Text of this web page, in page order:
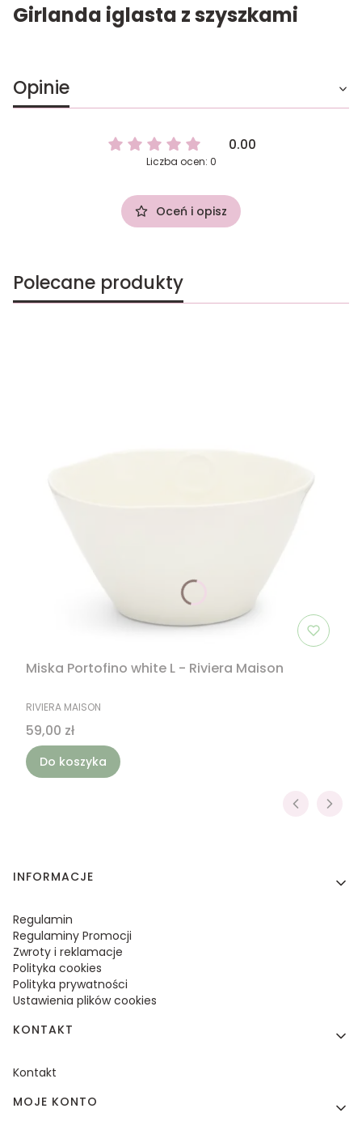
Girlanda iglasta z szyszkami
Opinie
0.00
Liczba ocen: 0
Oceń i opisz
Polecane produkty
Miska Portofino white L - Riviera Maison
PRODUCENT
RIVIERA MAISON
Cena
59,00 zł
Do koszyka
Linki w stopce
INFORMACJE
Regulamin
Regulaminy Promocji
Zwroty i reklamacje
Polityka cookies
Polityka prywatności
Ustawienia plików cookies
KONTAKT
Kontakt
MOJE KONTO